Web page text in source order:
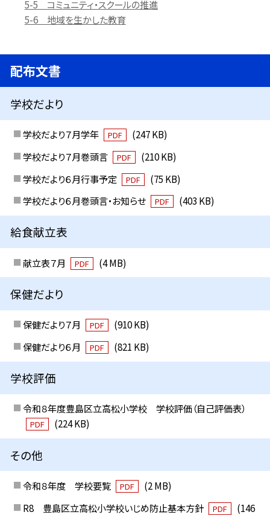
5-5 コミュニティ・スクールの推進
5-6 地域を生かした教育
配布文書
学校だより
学校だより７月学年 PDF
(247 KB)
学校だより７月巻頭言
PDF
(210 KB)
学校だより６月行事予定
PDF
(75 KB)
学校だより６月巻頭言・お知らせ
PDF (403 KB)
給食献立表
献立表７月 PDF (4 MB)
保健だより
保健だより７月 PDF
(910 KB)
保健だより６月
PDF (821 KB)
学校評価
令和８年度豊島区立高松小学校 学校評価（自己評価表）
PDF (224 KB)
その他
令和８年度 学校要覧 PDF
(2 MB)
R8 豊島区立高松小学校いじめ防止基本方針
PDF
(146